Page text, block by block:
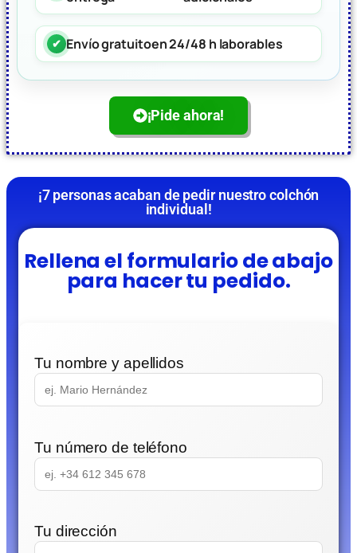
Envío gratuitoen 24/48 h laborables
¡Pide ahora!
¡7 personas acaban de pedir nuestro colchón
individual!
Rellena el formulario de abajo
para hacer tu pedido.
Tu nombre y apellidos
Tu número de teléfono
Tu dirección